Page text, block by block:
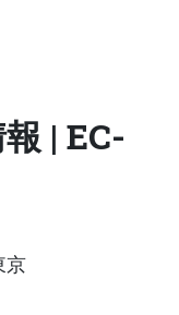
| EC-
京